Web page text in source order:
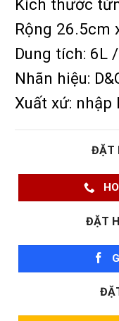
Kích thước
Rộng 26.5cm
Dung tích: 6L
Nhãn hiệu:
Xuất xứ: nhập
ĐẶT
ĐẶT